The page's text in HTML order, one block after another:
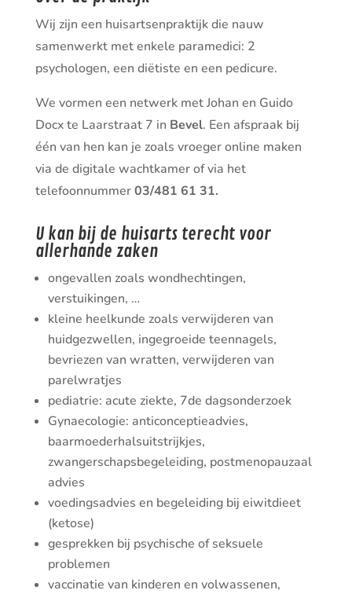
Wij zijn een huisartsenpraktijk die nauw
samenwerkt met enkele paramedici: 2
psychologen, een diëtiste en een pedicure.
We vormen een netwerk met Johan en Guido
Docx te Laarstraat 7 in Bevel. Een afspraak bij
één van hen kan je zoals vroeger online maken
via de digitale wachtkamer of via het
telefoonnummer03/481 61 31.
U kan bij de huisarts terecht voor
allerhande zaken
ongevallen zoals wondhechtingen,
verstuikingen, …
kleine heelkunde zoals verwijderen van
huidgezwellen, ingegroeide teennagels,
bevriezen van wratten, verwijderen van
parelwratjes
pediatrie: acute ziekte, 7de dagsonderzoek
Gynaecologie: anticonceptieadvies,
baarmoederhalsuitstrijkjes,
zwangerschapsbegeleiding, postmenopauzaal
advies
voedingsadvies en begeleiding bij eiwitdieet
(ketose)
gesprekken bij psychische of seksuele
problemen
vaccinatie van kinderen en volwassenen,